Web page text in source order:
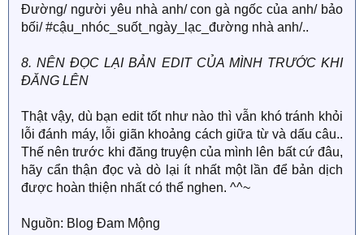
Đường/ người yêu nhà anh/ con gà ngốc của anh/ bảo
bối/ #cậu_nhóc_suốt_ngày_lạc_đường nhà anh/..
8. NÊN ĐỌC LẠI BẢN EDIT CỦA MÌNH TRƯỚC KHI
ĐĂNG LÊN
Thật vậy, dù bạn edit tốt như nào thì vẫn khó tránh khỏi
lỗi đánh máy, lỗi giãn khoảng cách giữa từ và dấu câu..
Thế nên trước khi đăng truyện của mình lên bất cứ đâu,
hãy cẩn thận đọc và dò lại ít nhất một lần để bản dịch
được hoàn thiện nhất có thể nghen. ^^~
Nguồn: Blog Đam Mộng